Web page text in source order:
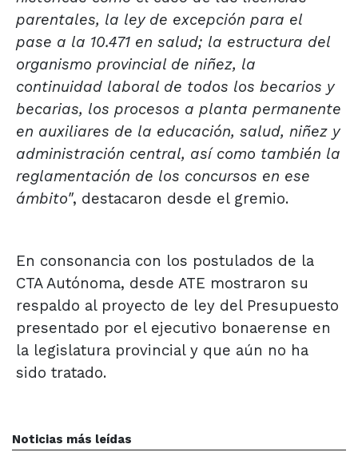
parentales, la ley de excepción para el
pase a la 10.471 en salud; la estructura del
organismo provincial de niñez, la
continuidad laboral de todos los becarios y
becarias, los procesos a planta permanente
en auxiliares de la educación, salud, niñez y
administración central, así como también la
reglamentación de los concursos en ese
ámbito", destacaron desde el gremio.
En consonancia con los postulados de la
CTA Autónoma, desde ATE mostraron su
respaldo al proyecto de ley del Presupuesto
presentado por el ejecutivo bonaerense en
la legislatura provincial y que aún no ha
sido tratado.
Noticias más leídas